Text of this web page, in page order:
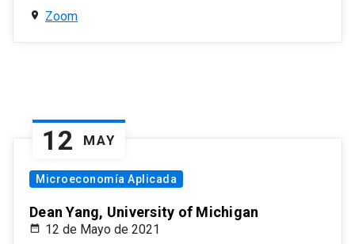
Zoom
12 MAY
Microeconomía Aplicada
Dean Yang, University of Michigan
12 de Mayo de 2021